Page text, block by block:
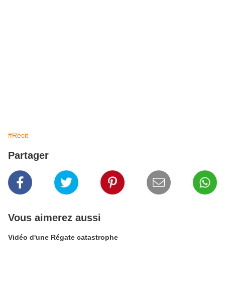
#Récit
Partager
Vous aimerez aussi
Vidéo d'une Régate catastrophe